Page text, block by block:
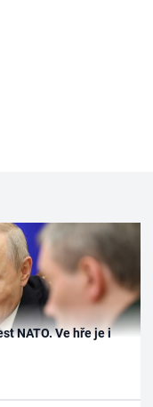
NATO. Ve hře je i